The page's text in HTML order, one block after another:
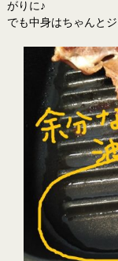
がりに♪
でも中身はちゃんと